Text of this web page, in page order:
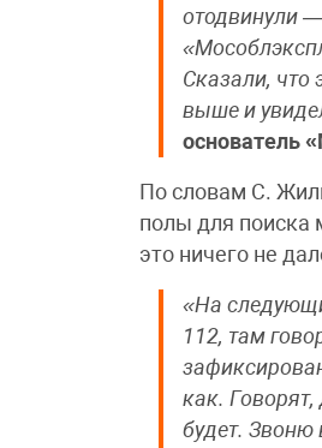
отодвинули
Сказали, что
выше и
основатель
По словам С.
полы для поиска
это ничего не
«На
112, там
как.
будет.